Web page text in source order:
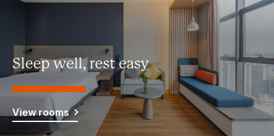
Sleep well, rest easy
View rooms